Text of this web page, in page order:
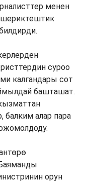
менен
шериктештик
суроо
калгандары сот
башташат.
алар пара
орун